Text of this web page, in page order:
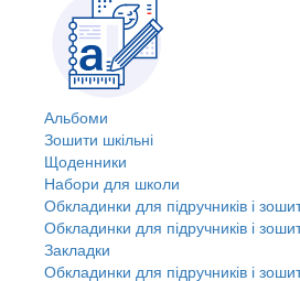
Альбоми
Зошити шкільні
Щоденники
Набори для школи
Обкладинки для підручників і
Обкладинки для підручників і
Закладки
Обкладинки для підручників і